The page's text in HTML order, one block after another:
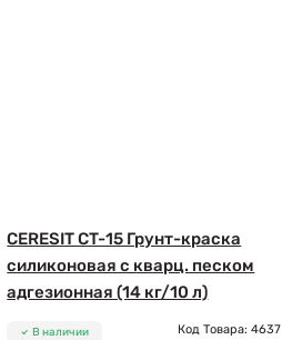
CERESIT CT-15 Грунт-краска
силиконовая с кварц. песком
адгезионная (14 кг/10 л)
В наличии Код Товара: 4637